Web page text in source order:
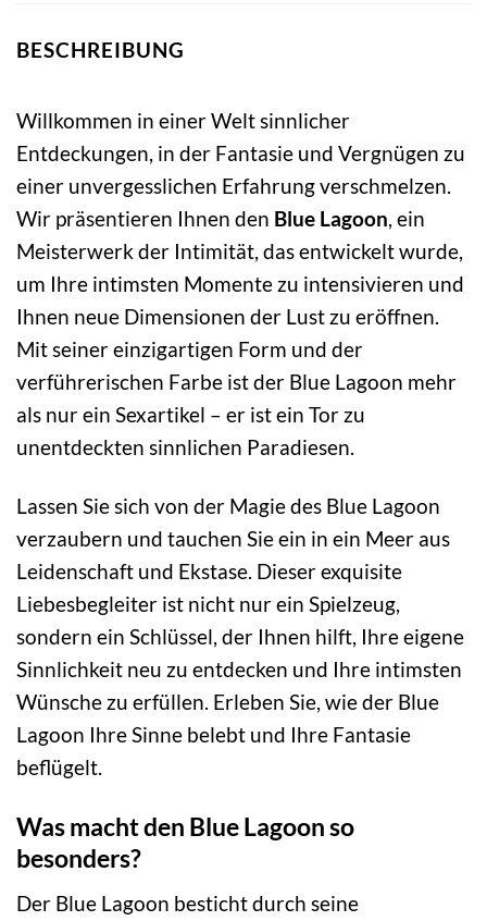
BESCHREIBUNG
Willkommen in einer Welt sinnlicher
Entdeckungen, in der Fantasie und Vergnügen zu
einer unvergesslichen Erfahrung verschmelzen.
Wir präsentieren Ihnen den Blue Lagoon , ein
Meisterwerk der Intimität, das entwickelt wurde,
um Ihre intimsten Momente zu intensivieren und
Ihnen neue Dimensionen der Lust zu eröffnen.
Mit seiner einzigartigen Form und der
verführerischen Farbe ist der Blue Lagoon mehr
als nur ein Sexartikel – er ist ein Tor zu
unentdeckten sinnlichen Paradiesen.
Lassen Sie sich von der Magie des Blue Lagoon
verzaubern und tauchen Sie ein in ein Meer aus
Leidenschaft und Ekstase. Dieser exquisite
Liebesbegleiter ist nicht nur ein Spielzeug,
sondern ein Schlüssel, der Ihnen hilft, Ihre eigene
Sinnlichkeit neu zu entdecken und Ihre intimsten
Wünsche zu erfüllen. Erleben Sie, wie der Blue
Lagoon Ihre Sinne belebt und Ihre Fantasie
beflügelt.
Was macht den Blue Lagoon so
besonders?
Der Blue Lagoon besticht durch seine